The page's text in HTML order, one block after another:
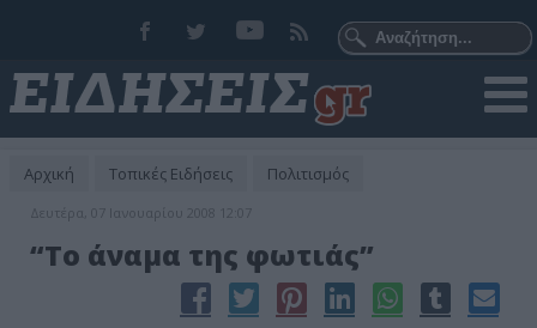
Αρχική Τοπικές Ειδήσεις Πολιτισμός
Δευτέρα, 07 Ιανουαρίου 2008 12:07
“Το άναμα της φωτιάς”